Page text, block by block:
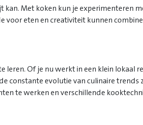
Met koken kun je experimenteren
voor eten en creativiteit kunnen
leren. Of je nu werkt in een klein lokaal
constante evolutie van culinaire
te werken en verschillende